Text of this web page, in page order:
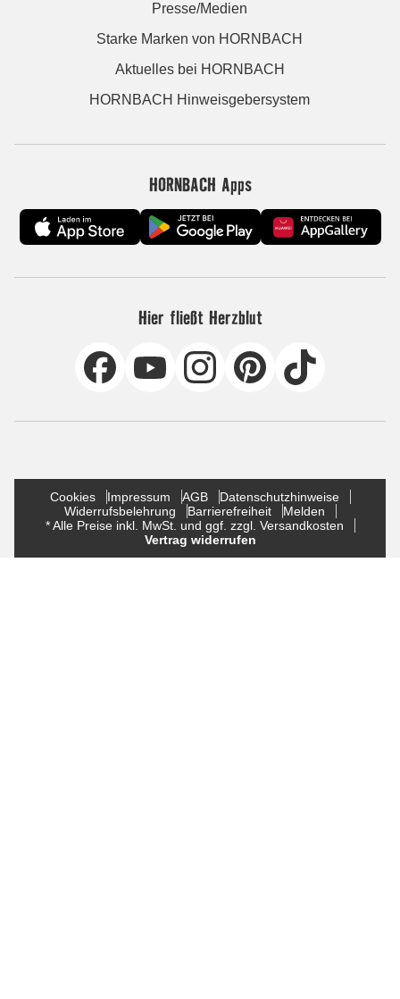
Presse/Medien
Starke Marken von HORNBACH
Aktuelles bei HORNBACH
HORNBACH Hinweisgebersystem
HORNBACH Apps
Hier fließt Herzblut
Cookies Impressum AGB
Datenschutzhinweise
Widerrufsbelehrung
Barrierefreiheit
Melden
* Alle Preise inkl. MwSt. und ggf. zzgl. Versandkosten
Vertrag widerrufen